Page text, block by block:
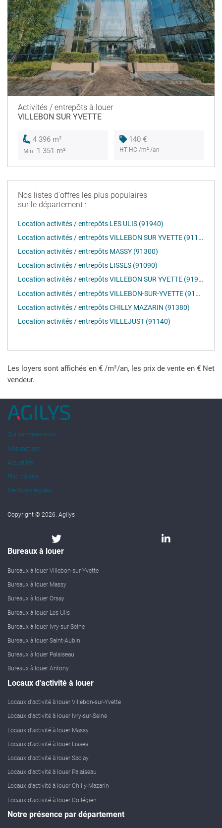
Activités / entrepôts à louer
VILLEBON SUR YVETTE
4 396 m²
Min. 1 351 m²
140 €
HT HC /m² /an
Nos listes d'offres les plus populaires
sur le département :
Location activités / entrepôts LES ULIS (91940)
Location activités / entrepôts VILLEBON SUR YVETTE (91140)
Location activités / entrepôts MASSY (91300)
Location activités / entrepôts LISSES (91090)
Location activités / entrepôts VILLEBON SUR YVETTE (91940)
Location activités / entrepôts VILLEBON-SUR-YVETTE (91140)
Location activités / entrepôts CHILLY MAZARIN (91380)
Location activités / entrepôts VILLEJUST (91140)
Les loyers sont affichés en € /m²/an, les prix de vente en € Net
vendeur.
Qui sommes nous
Nos métiers
Actualités
Plan du site
Mentions légales
Copyright © 2026. Agilys
Bureaux à louer
Bureaux à louer Villebon-sur-Yvette
Bureaux à louer Massy
Bureaux à louer Orsay
Bureaux à louer Les Ulis
Bureaux à louer Ivry-sur-Seine
Bureaux à louer Saint-Aubin
Bureaux à louer Palaiseau
Bureaux à louer Antony
Locaux d'activité à louer
Locaux d'activité à louer Villebon-sur-Yvette
Locaux d'activité à louer Ivry-sur-Seine
Locaux d'activité à louer Massy
Locaux d'activité à louer Lisses
Locaux d'activité à louer Saclay
Locaux d'activité à louer Palaiseau
Locaux d'activité à louer Chilly-Mazarin
Locaux d'activité à louer Collégien
Notre présence par département